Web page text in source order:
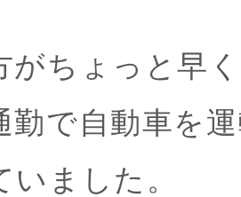
がちょっと早
勤で自動車を
いました。